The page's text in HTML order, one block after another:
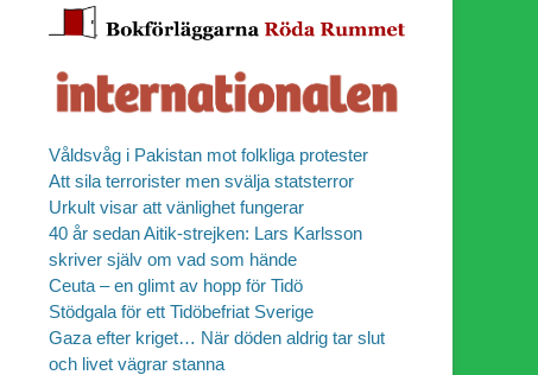
Våldsvåg i Pakistan mot folkliga protester
Att sila terrorister men svälja statsterror
Urkult visar att vänlighet fungerar
40 år sedan Aitik-strejken: Lars Karlsson
skriver själv om vad som hände
Ceuta – en glimt av hopp för Tidö
Stödgala för ett Tidöbefriat Sverige
Gaza efter kriget… När döden aldrig tar slut
och livet vägrar stanna